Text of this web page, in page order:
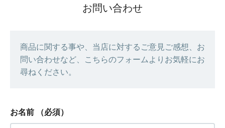
お問い合わせ
商品に関する事や、当店に対するご意見ご感想、お
問い合わせなど、こちらのフォームよりお気軽にお
尋ねください。
お名前 （必須）